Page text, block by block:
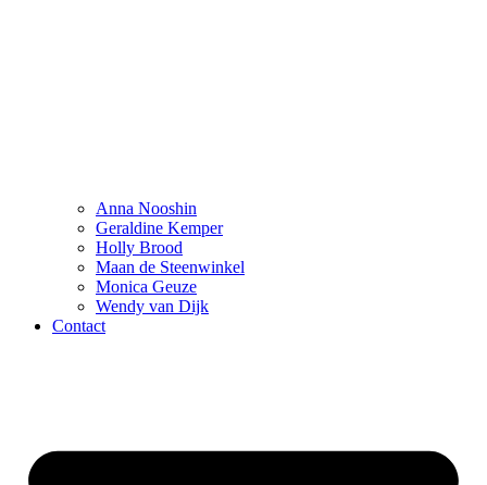
Anna Nooshin
Geraldine Kemper
Holly Brood
Maan de Steenwinkel
Monica Geuze
Wendy van Dijk
Contact